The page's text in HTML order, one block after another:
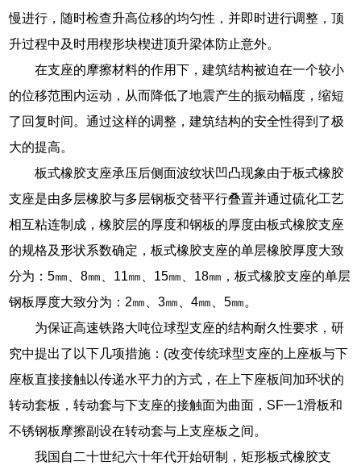
慢进行，随时检查升高位移的均匀性，并即时进行调整，顶
升过程中及时用楔形块楔进顶升梁体防止意外。
在支座的摩擦材料的作用下，建筑结构被迫在一个较小
的位移范围内运动，从而降低了地震产生的振动幅度，缩短
了回复时间。通过这样的调整，建筑结构的安全性得到了极
大的提高。
板式橡胶支座承压后侧面波纹状凹凸现象由于板式橡胶
支座是由多层橡胶与多层钢板交替平行叠置并通过硫化工艺
相互粘连制成，橡胶层的厚度和钢板的厚度由板式橡胶支座
的规格及形状系数确定，板式橡胶支座的单层橡胶厚度大致
分为：5㎜、8㎜、11㎜、15㎜、18㎜，板式橡胶支座的单层
钢板厚度大致分为：2㎜、3㎜、4㎜、5㎜。
为保证高速铁路大吨位球型支座的结构耐久性要求，研
究中提出了以下几项措施：(改变传统球型支座的上座板与下
座板直接接触以传递水平力的方式，在上下座板间加环状的
转动套板，转动套与下支座的接触面为曲面，SF一1滑板和
不锈钢板摩擦副设在转动套与上支座板之间。
我国自二十世纪六十年代开始研制，矩形板式橡胶支